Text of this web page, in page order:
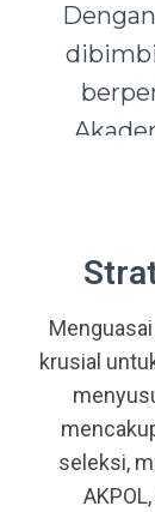
Abdi
krusial
seleksi,